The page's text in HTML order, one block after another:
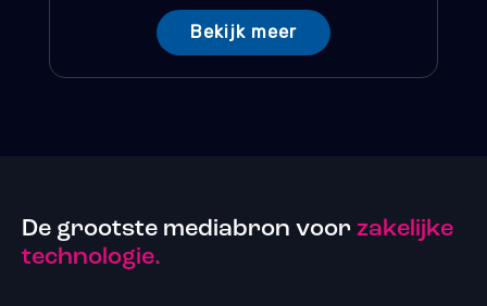
Bekijk meer
De grootste mediabron voor zakelijke
technologie.